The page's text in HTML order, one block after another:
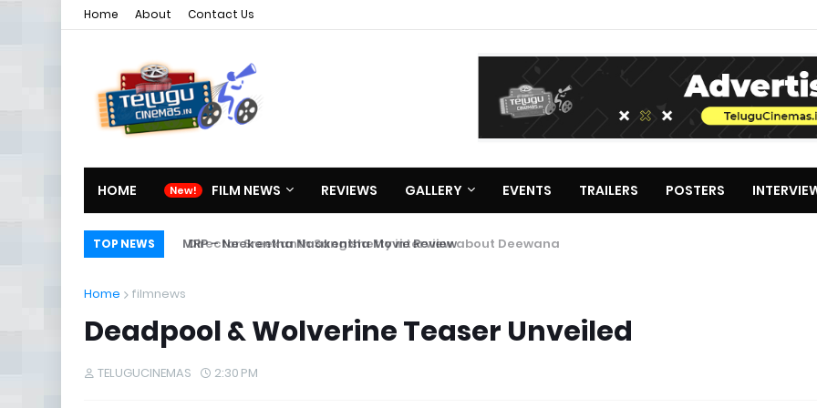
Home About Contact Us
HOME FILM NEWS REVIEWS GALLERY EVENTS TRAILERS POSTERS
TOP NEWS Director Sreekanth Sangishetty interview about Deewana
Home filmnews
Deadpool & Wolverine Teaser Unveiled
TELUGUCINEMAS 2:30 PM